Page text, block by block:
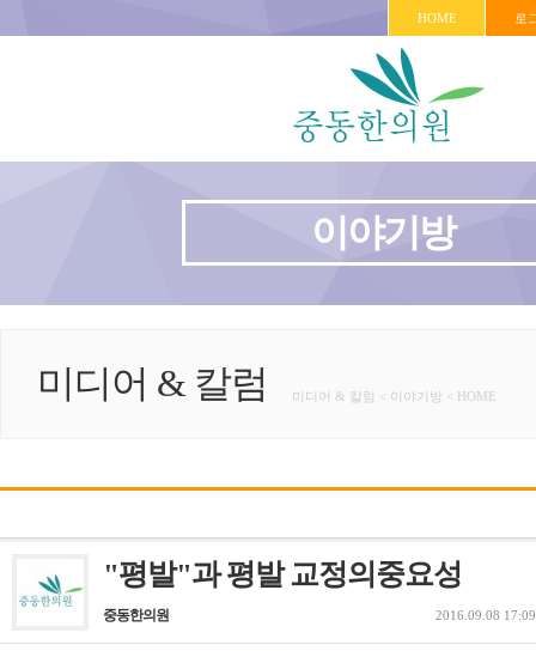
HOME 로
이야기방
미디어 & 칼럼 미디어 & 칼럼 < 이야기방 < HOME
"평발"과 평발 교정의중요성
중동한의원 2016.09.08 17:09